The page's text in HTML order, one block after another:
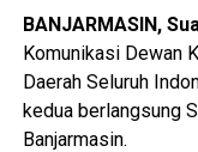
BANJARMASIN,
Komunikasi Dewan
Daerah Seluruh
kedua berlangsung
Banjarmasin.